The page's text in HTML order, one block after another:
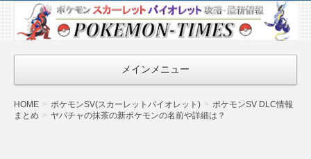
ポケモン最新
情報まとめ
『POKEMON-
TIMES』
メインメニュー
HOME ポケモンSV(スカーレットバイオレット)
ポケモンSV DLC情報
まとめ
ヤバチャの抹茶の新ポケモンの名前や詳細は？